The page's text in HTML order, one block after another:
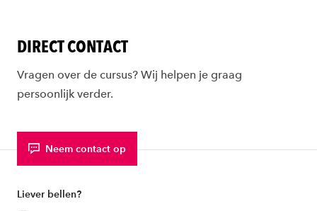
DIRECT CONTACT
Vragen over de cursus? Wij helpen je graag
persoonlijk verder.
Neem contact op
Liever bellen?